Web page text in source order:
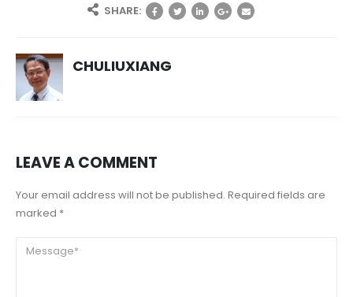
SHARE:
CHULIUXIANG
LEAVE A COMMENT
Your email address will not be published. Required fields are
marked *